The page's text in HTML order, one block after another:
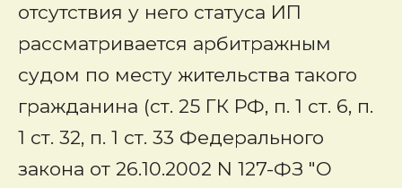
отсутствия у него статуса ИП
рассматривается арбитражным
судом по месту жительства такого
гражданина (ст. 25 ГК РФ, п. 1 ст. 6, п.
1 ст. 32, п. 1 ст. 33 Федерального
закона от 26.10.2002 N 127-ФЗ "О